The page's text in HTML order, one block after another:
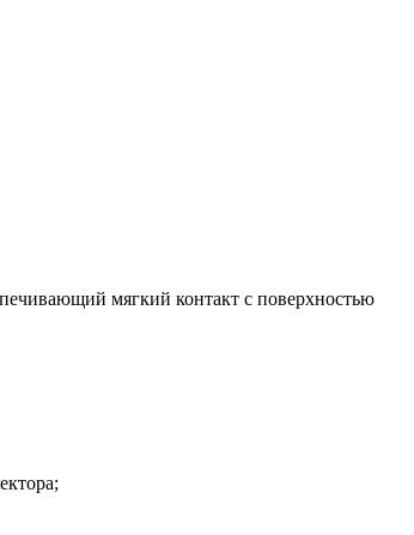
мягкий контакт с поверхностью